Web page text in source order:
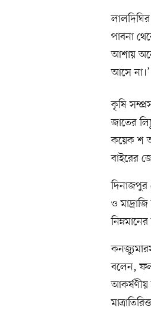
পাবনা
আশায়
আসে না।’
কৃষি
জাতের
কয়েক শ
বাইরের
দিনাজপুর
ও
বলেন, ফল
আকর্ষণীয়